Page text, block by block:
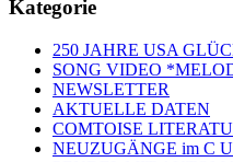
Kategorie
250 JAHRE USA
SONG VIDEO
NEWSLETTER
AKTUELLE DATEN
COMTOISE
NEUZUGÄNGE im C